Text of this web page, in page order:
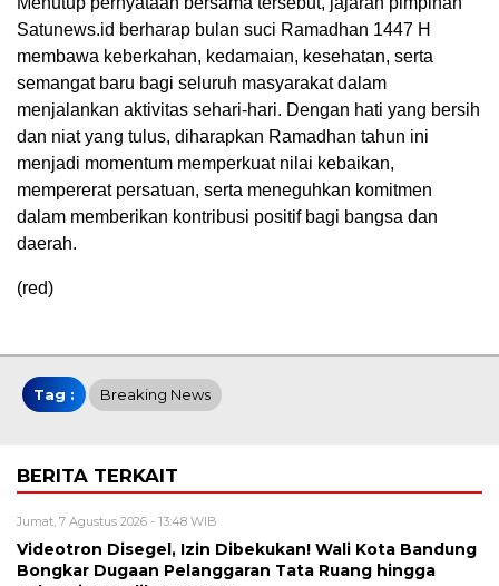
Satunews.id berharap bulan suci Ramadhan 1447 H
membawa keberkahan, kedamaian, kesehatan, serta
semangat baru bagi seluruh masyarakat dalam
menjalankan aktivitas sehari-hari. Dengan hati yang bersih
dan niat yang tulus, diharapkan Ramadhan tahun ini
menjadi momentum memperkuat nilai kebaikan,
mempererat persatuan, serta meneguhkan komitmen
dalam memberikan kontribusi positif bagi bangsa dan
daerah.
(red)
Tag : Breaking News
BERITA TERKAIT
Jumat, 7 Agustus 2026 - 13:48 WIB
Videotron Disegel, Izin Dibekukan! Wali Kota Bandung
Bongkar Dugaan Pelanggaran Tata Ruang hingga